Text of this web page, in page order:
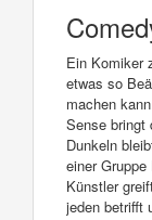
Ein Komiker
etwas so
machen
Sense bringt
Dunkeln
einer
Künstler
jeden betrifft